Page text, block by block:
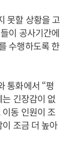
못할 상황을 고
이 공사기간에
수행하도록 한
통화에서 “평
긴장감이 없
동 인원이 조
조금 더 높아